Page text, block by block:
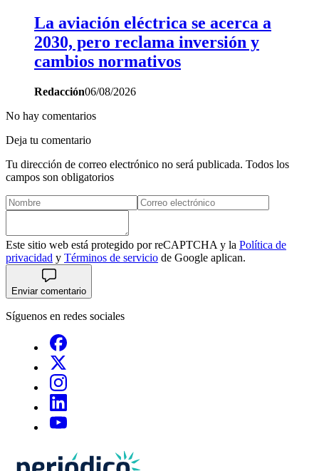
La aviación eléctrica se acerca a
2030, pero reclama inversión y
cambios normativos
Redacción06/08/2026
No hay comentarios
Deja tu comentario
Tu dirección de correo electrónico no será publicada. Todos los
campos son obligatorios
Este sitio web está protegido por reCAPTCHA y la Política de
privacidad y Términos de servicio de Google aplican.
Enviar comentario
Síguenos en redes sociales